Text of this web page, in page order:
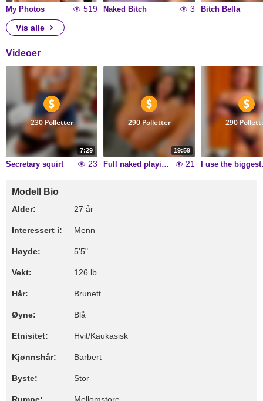
My Photos 519 Naked Bitch 3 Bitch Bella
Vis alle
Videoer
7:29
230 Polletter
Secretary squirt 23
19:59
290 Polletter
Full naked playing with my toy and speak dirty. 21
290
I use
Modell Bio
Alder: 27 år
Interessert i: Menn
Høyde: 5'5"
Vekt: 126 lb
Hår: Brunett
Øyne: Blå
Etnisitet: Hvit/Kaukasisk
Kjønnshår: Barbert
Byste: Stor